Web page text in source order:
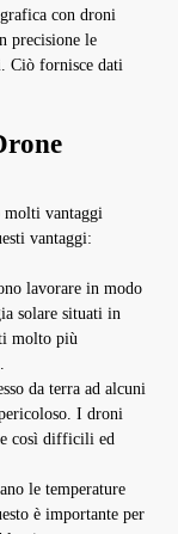
con droni
precisione le
Ciò fornisce dati
vantaggi
vantaggi:
lavorare in modo
solare situati in
molto più
da terra ad alcuni
I droni
così difficili ed
le temperature
è importante per